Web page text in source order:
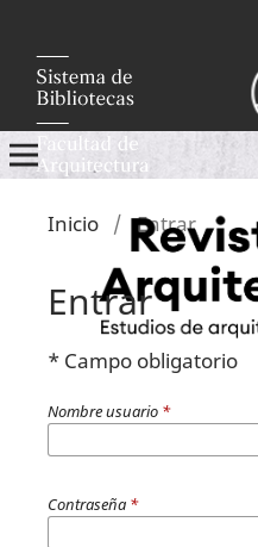
Inicio / Entrar
Entrar
* Campo obligatorio
Nombre usuario *
Contraseña *